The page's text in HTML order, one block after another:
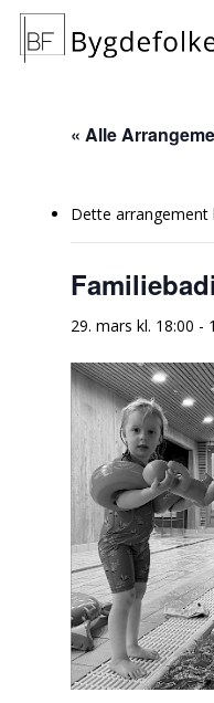
Hit enter to search
« Alle
Dette arrangement
29. mars kl. 18:00 -